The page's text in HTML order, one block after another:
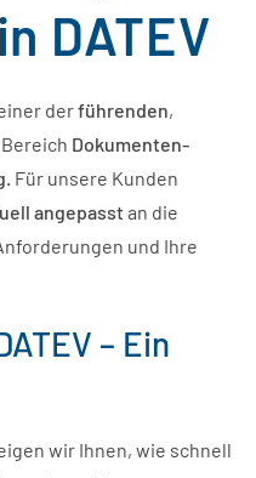
DATEV
derführenden,
Dokumenten-
Für unsere Kunden
angepasstan die
und Ihre
– Ein
wir Ihnen, wie schnell